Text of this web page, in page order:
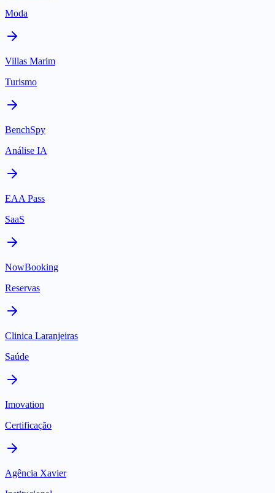
Moda
Villas Marim
Turismo
BenchSpy
Análise IA
EAA Pass
SaaS
NowBooking
Reservas
Clinica Laranjeiras
Saúde
Imovation
Certificação
Agência Xavier